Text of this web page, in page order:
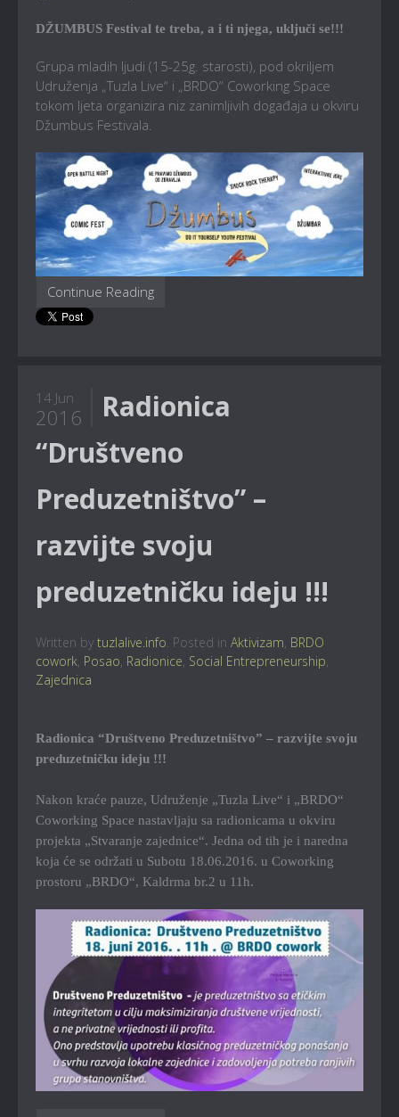
DŽUMBUS Festival te treba, a i ti njega, uključi se!!!
Grupa mladih ljudi (15-25g. starosti), pod okriljem
Udruženja „Tuzla Live“ i „BRDO“ Coworking Space
tokom ljeta organizira niz zanimljivih događaja u okviru
Džumbus Festivala.
Continue Reading
14 Jun
2016
Radionica
“Društveno
Preduzetništvo” –
razvijte svoju
preduzetničku ideju !!!
Written by tuzlalive.info . Posted in Aktivizam BRDO
cowork Posao Radionice Social Entrepreneurship
Zajednica
Radionica “Društveno Preduzetništvo” – razvijte svoju
preduzetničku ideju !!!
Nakon kraće pauze, Udruženje „Tuzla Live“ i „BRDO“
Coworking Space nastavljaju sa radionicama u okviru
projekta „Stvaranje zajednice“. Jedna od tih je i naredna
koja će se održati u Subotu 18.06.2016. u Coworking
prostoru „BRDO“, Kaldrma br.2 u 11h.